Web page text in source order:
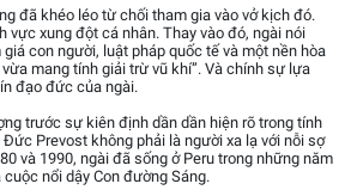
đã khéo léo từ chối tham gia vào vở kịch đó.
vực xung đột cá nhân. Thay vào đó, ngài nói
con người, luật pháp quốc tế và một nền hòa
mang tính giải trừ vũ khí”. Và chính sự lựa
đạo đức của ngài.
trước sự kiên định dần dần hiện rõ trong tính
Prevost không phải là người xa lạ với nỗi sợ
và 1990, ngài đã sống ở Peru trong những năm
nổi dậy Con đường Sáng.